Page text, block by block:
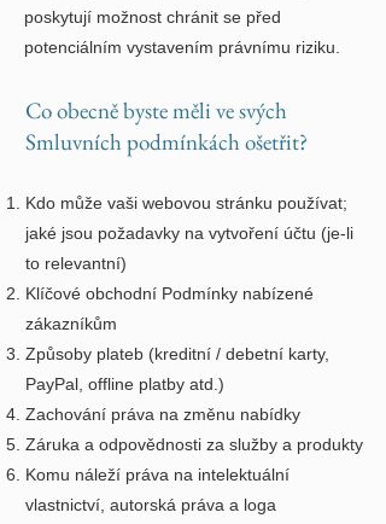
poskytují možnost chránit se před
potenciálním vystavením právnímu riziku.
Co obecně byste měli ve svých
Smluvních podmínkách ošetřit?
Kdo může vaši webovou stránku používat;
jaké jsou požadavky na vytvoření účtu (je-li
to relevantní)
Klíčové obchodní Podmínky nabízené
zákazníkům
Způsoby plateb (kreditní / debetní karty,
PayPal, offline platby atd.)
Zachování práva na změnu nabídky
Záruka a odpovědnosti za služby a produkty
Komu náleží práva na intelektuální
vlastnictví, autorská práva a loga